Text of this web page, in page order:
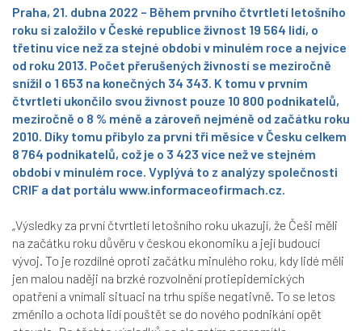
Praha, 21. dubna 2022 – Během prvního čtvrtletí letošního
roku si založilo v České republice živnost 19 564 lidí, o
třetinu více než za stejné období v minulém roce a nejvíce
od roku 2013. Počet přerušených živností se meziročně
snížil o 1 653 na konečných 34 343. K tomu v prvním
čtvrtletí ukončilo svou živnost pouze 10 800 podnikatelů,
meziročně o 8 % méně a zároveň nejméně od začátku roku
2010. Díky tomu přibylo za první tři měsíce v Česku celkem
8 764 podnikatelů, což je o 3 423 více než ve stejném
období v minulém roce. Vyplývá to z analýzy společnosti
CRIF a dat portálu www.informaceofirmach.cz.
„Výsledky za první čtvrtletí letošního roku ukazují, že Češi měli
na začátku roku důvěru v českou ekonomiku a její budoucí
vývoj. To je rozdílné oproti začátku minulého roku, kdy lidé měli
jen malou naději na brzké rozvolnění protiepidemických
opatření a vnímali situaci na trhu spíše negativně. To se letos
změnilo a ochota lidí pouštět se do nového podnikání opět